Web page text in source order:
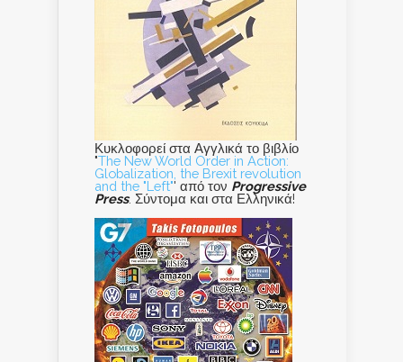
Κυκλοφορεί στα Αγγλικά το βιβλίο
"The New World Order in Action:
Globalization, the Brexit revolution
and the "Left"' από τον Progressive
Press. Σύντομα και στα Ελληνικά!